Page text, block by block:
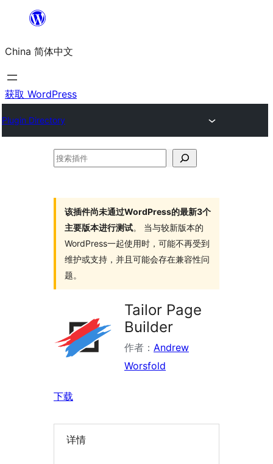
内
容
China 简体中文
获取 WordPress
Plugin Directory
搜
该插件尚未通过WordPress的最新3个
主要版本进行测试。 当与较新版本的
WordPress一起使用时，可能不再受到
维护或支持，并且可能会存在兼容性问
题。
Tailor Page
Builder
作者： Andrew
Worsfold
下载
详情